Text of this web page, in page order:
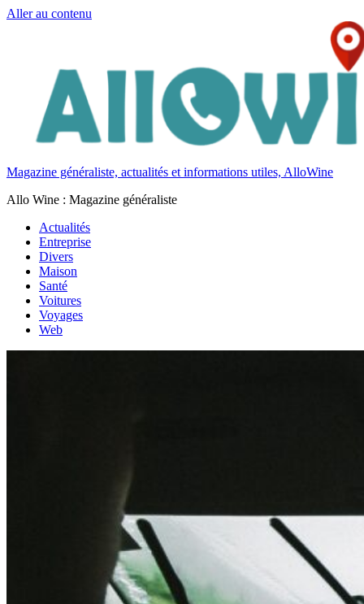
Aller au contenu
Magazine généraliste, actualités et informations utiles, AlloWine
Allo Wine : Magazine généraliste
Actualités
Entreprise
Divers
Maison
Santé
Voitures
Voyages
Web